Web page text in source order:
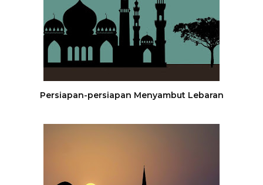
Persiapan-persiapan Menyambut Lebaran